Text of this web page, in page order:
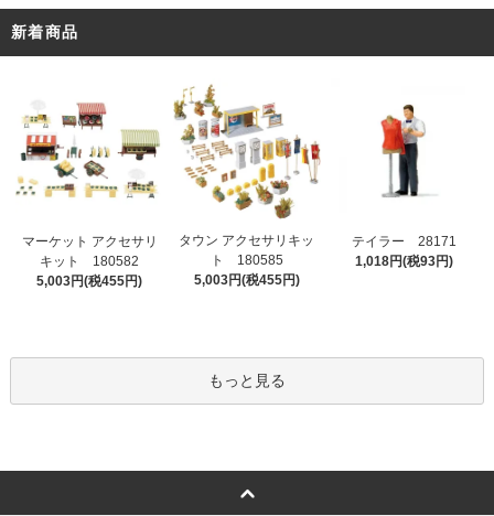
新着商品
マーケット アクセサリ
キット 180582
5,003円(税455円)
タウン アクセサリキッ
ト 180585
5,003円(税455円)
テイラー 28171
1,018円(税93円)
もっと見る